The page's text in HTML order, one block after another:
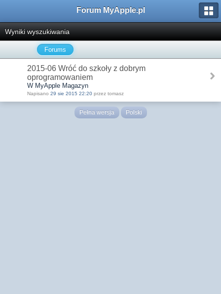
Forum MyApple.pl
Wyniki wyszukiwania
Forums
2015-06 Wróć do szkoły z dobrym
oprogramowaniem
W MyApple Magazyn
Napisano 29 sie 2015 22:20 przez tomasz
Pełna wersja Polski